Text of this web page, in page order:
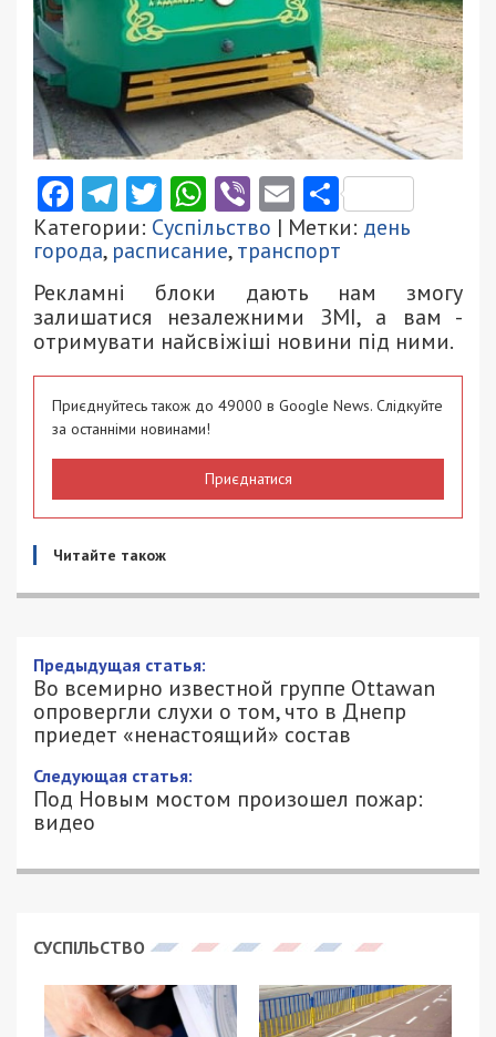
Facebook
Telegram
Twitter
WhatsApp
ViberEmail
Категории: Суспільство | Метки: день
города, расписание,транспорт
Рекламні блоки дають нам змогу
залишатися незалежними ЗМІ, а вам -
отримувати найсвіжіші новини під ними.
Приєднуйтесь також до 49000 в Google News. Слідкуйте
за останніми новинами!
Приєднатися
Читайте також
Предыдущая статья:
Во всемирно известной группе Ottawan
опровергли слухи о том, что в Днепр
приедет «ненастоящий» состав
Следующая статья:
Под Новым мостом произошел пожар:
видео
СУСПІЛЬСТВО